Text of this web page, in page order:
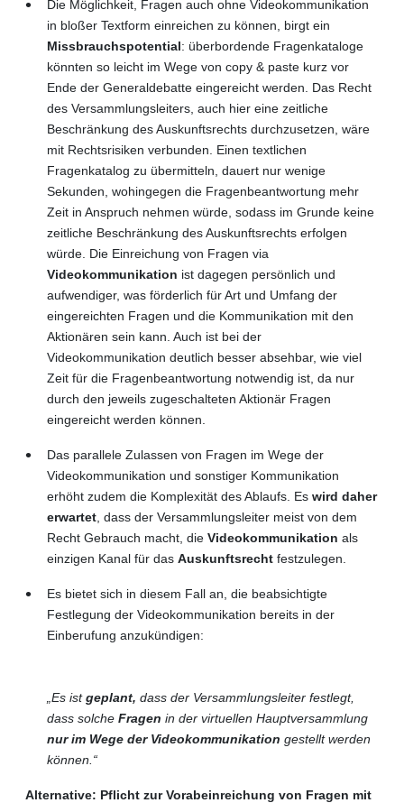
Die Möglichkeit, Fragen auch ohne Videokommunikation
in bloßer Textform einreichen zu können, birgt ein
Missbrauchspotential: überbordende Fragenkataloge
könnten so leicht im Wege von copy & paste kurz vor
Ende der Generaldebatte eingereicht werden. Das Recht
des Versammlungsleiters, auch hier eine zeitliche
Beschränkung des Auskunftsrechts durchzusetzen, wäre
mit Rechtsrisiken verbunden. Einen textlichen
Fragenkatalog zu übermitteln, dauert nur wenige
Sekunden, wohingegen die Fragenbeantwortung mehr
Zeit in Anspruch nehmen würde, sodass im Grunde keine
zeitliche Beschränkung des Auskunftsrechts erfolgen
würde. Die Einreichung von Fragen via
Videokommunikation ist dagegen persönlich und
aufwendiger, was förderlich für Art und Umfang der
eingereichten Fragen und die Kommunikation mit den
Aktionären sein kann. Auch ist bei der
Videokommunikation deutlich besser absehbar, wie viel
Zeit für die Fragenbeantwortung notwendig ist, da nur
durch den jeweils zugeschalteten Aktionär Fragen
eingereicht werden können.
Das parallele Zulassen von Fragen im Wege der
Videokommunikation und sonstiger Kommunikation
erhöht zudem die Komplexität des Ablaufs. Es wird daher
erwartet , dass der Versammlungsleiter meist von dem
Recht Gebrauch macht, die Videokommunikation als
einzigen Kanal für das Auskunftsrecht festzulegen.
Es bietet sich in diesem Fall an, die beabsichtigte
Festlegung der Videokommunikation bereits in der
Einberufung anzukündigen:
„Es istgeplant, dass der Versammlungsleiter festlegt,
dass solche Fragen in der virtuellen Hauptversammlung
nur im Wege der Videokommunikation gestellt werden
können.“
Alternative: Pflicht zur Vorabeinreichung von Fragen mit